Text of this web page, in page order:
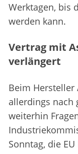
Werktagen, bis
werden kann.
Vertrag mit
verlängert
Beim Hersteller
allerdings nach
weiterhin
Sonntag, die